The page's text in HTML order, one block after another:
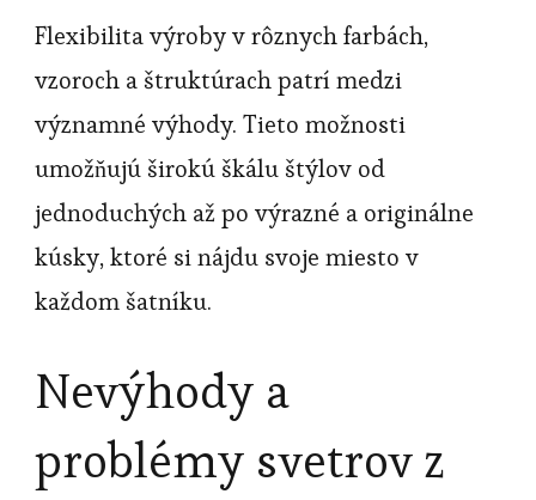
Flexibilita výroby v rôznych farbách,
vzoroch a štruktúrach patrí medzi
významné výhody. Tieto možnosti
umožňujú širokú škálu štýlov od
jednoduchých až po výrazné a originálne
kúsky, ktoré si nájdu svoje miesto v
každom šatníku.
Nevýhody a
problémy svetrov z